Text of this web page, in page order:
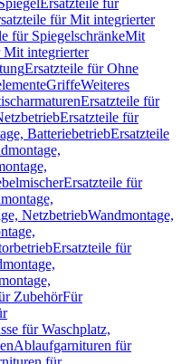
Ersatzteile für
für Mit integrierter
für SpiegelschränkeMit
Mit integrierter
Ersatzteile für Ohne
GriffeWeiteres
Ersatzteile für
Ersatzteile für
BatteriebetriebErsatzteile
Ersatzteile für
NetzbetriebWandmontage,
Ersatzteile für
ZubehörFür
für Waschplatz,
Ablaufgarnituren für